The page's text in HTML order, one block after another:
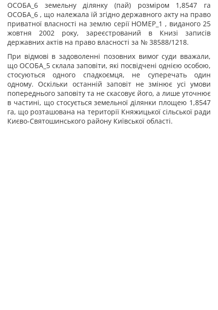
ОСОБА_6 земельну ділянку (пай) розміром 1,8547 га
ОСОБА_6 , що належала їй згідно державного акту на право
приватної власності на землю серії НОМЕР_1 , виданого 25
жовтня 2002 року, зареєстрований в Книзі записів
державних актів на право власності за № 38588/1218.
При відмові в задоволенні позовних вимог суди вважали,
що ОСОБА_5 склала заповіти, які посвідчені однією особою,
стосуються одного спадкоємця, не суперечать один
одному. Оскільки останній заповіт не змінює усі умови
попереднього заповіту та не скасовує його, а лише уточнює
в частині, що стосується земельної ділянки площею 1,8547
га, що розташована на території Княжицької сільської ради
Києво-Святошинського району Київської області.